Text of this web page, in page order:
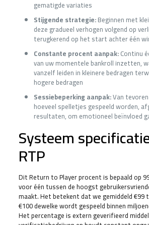
gematigde variaties
Stijgende strategie:Beginnen met
deze gradueel verhogen volgend op
terugkerend op het start achter één
Constante procent aanpak:Continu
van uw momentele bankroll inzetten,
vanzelf leiden in kleinere bedragen
hogere bedragen
Sessiebeperking aanpak:Van
hoeveel spelletjes gespeeld worden,
resultaten, om emotioneel beïnvloed
Systeem
RTP
Dit Return to Player procent is bepaald op
voor één tussen de hoogst
maakt. Het betekent dat we gemiddeld €99
€100 dewelke wordt gespeeld binnen
Het percentage is extern geverifieerd